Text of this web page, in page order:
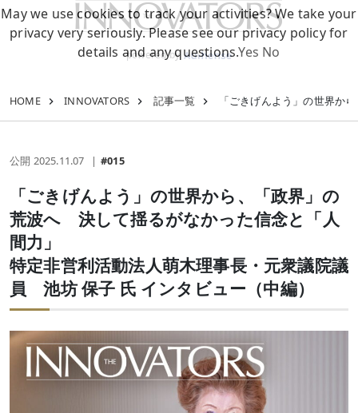
powered by
HOME INNOVATORS 記事一覧 「ごきげんよう」の世界か
公開 2025.11.07 #015
「ごきげんよう」の世界から、「政界」の
荒波へ 決して揺るがなかった信念と「人
間力」
特定非営利活動法人萌木理事長・元衆議院議
員 池坊 保子 氏 インタビュー（中編）
May we use cookies to track your activities? We take your
privacy very seriously. Please see our privacy policy for
details and any questions.Yes No